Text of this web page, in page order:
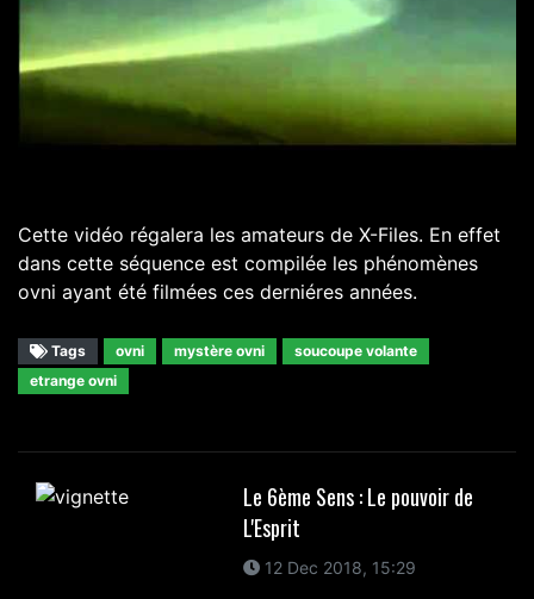
Cette vidéo régalera les amateurs de X-Files. En effet
dans cette séquence est compilée les phénomènes
ovni ayant été filmées ces derniéres années.
Tags ovni mystère ovni
soucoupe volante
etrange ovni
Le 6ème Sens : Le pouvoir de
L'Esprit
12 Dec 2018, 15:29